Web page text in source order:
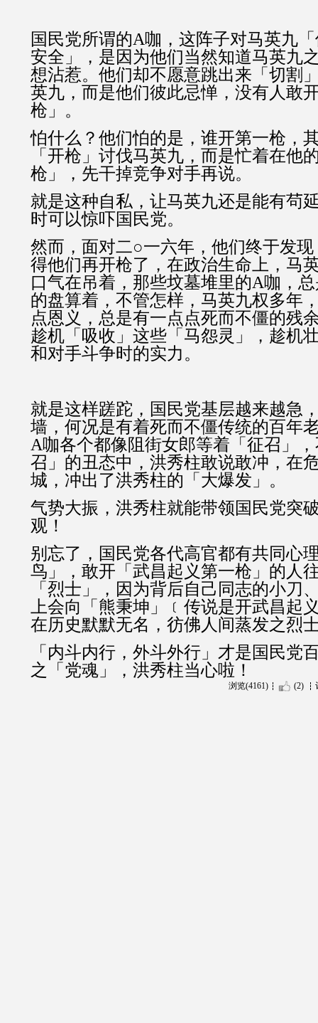
国民党所谓的A咖，这阵子对马英九
安全」，是因为他们当然知道马英九
想沾惹。他们却不愿意跳出来「切割
英九，而是他们彼此忌惮，没有人敢
枪」。
怕什么？他们怕的是，谁开第一枪，
「开枪」讨伐马英九，而是忙着在他
枪」，先干掉竞争对手再说。
就是这种自私，让马英九还是能有茍
时可以惊吓国民党。
然而，面对二○一六年，他们终于发
得他们再开枪了，在政治生命上，马
口气在吊着，那些坟墓堆里的A咖，
的盘算着，不管怎样，马英九权多年
点恩义，总是有一点点死而不僵的残
趁机「吸收」这些「马怨灵」，趁机
和对手斗争时的实力。
就是这样蹉跎，国民党基层越来越急
墙，何况是有着死而不僵传统的百年
A咖各个都像阻街女郎等着「征召」
召」的丑态中，洪秀柱敢说敢冲，在
城，冲出了洪秀柱的「大爆发」。
气势大振，洪秀柱就能带领国民党突
观！
别忘了，国民党各代高官都有共同心
鸟」，敢开「武昌起义第一枪」的人
「烈士」，因为背后自己同志的小刀
上会向「熊秉坤」﹝传说是开武昌起
在历史默默无名，彷佛人间蒸发之烈
「内斗内行，外斗外行」才是国民党
之「党魂」，洪秀柱当心啦！
浏览(4161) (2)